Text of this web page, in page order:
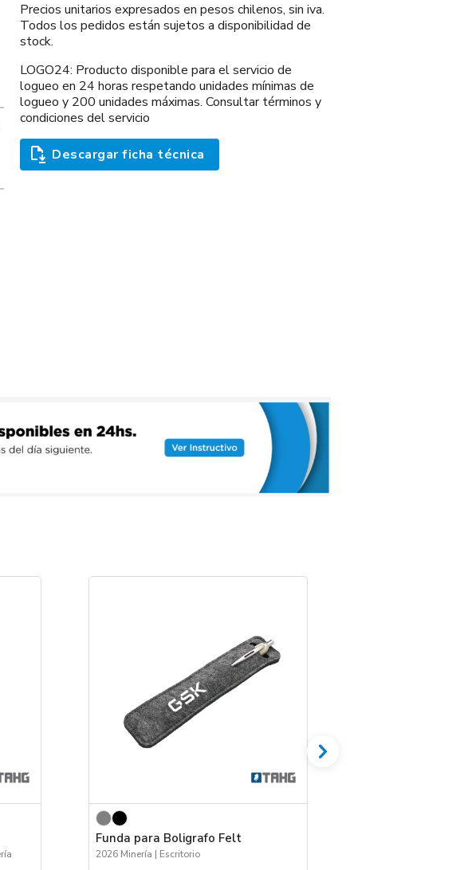
Precios unitarios expresados en pesos chilenos, sin iva.
Todos los pedidos están sujetos a disponibilidad de
stock.
LOGO24: Producto disponible para el servicio de
logueo en 24 horas respetando unidades mínimas de
logueo y 200 unidades máximas. Consultar términos y
condiciones del servicio
Descargar ficha técnica
Funda para Boligrafo Felt
2026 Minería | Escritorio